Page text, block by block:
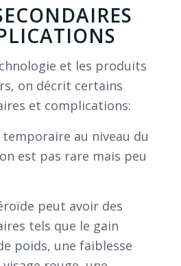
et les produits
on décrit certains
et complications:
temporaire au niveau du
est pas rare mais peu
peut avoir des
tels que le gain
poids, une faiblesse